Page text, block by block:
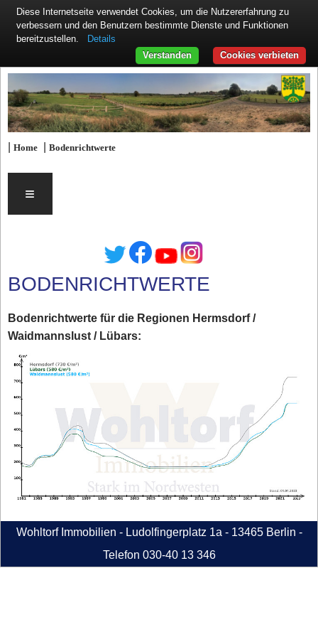
|Home |Bodenrichtwerte
≡
BODENRICHTWERTE
Bodenrichtwerte für die Regionen Hermsdorf /
Waidmannslust / Lübars:
Wohltorf Immobilien - Ludolfingerplatz 1a - 13465 Berlin -
Telefon 030-40 13 346
Diese Internetseite verwendet Cookies, um die Nutzererfahrung zu
verbessern und den Benutzern bestimmte Dienste und Funktionen
bereitzustellen.
Details
Cookies verbieten
Verstanden